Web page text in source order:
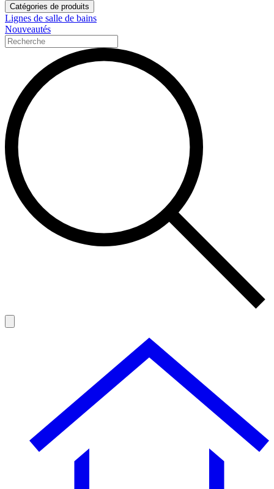
Catégories de produits
Lignes de salle de bains
Nouveautés